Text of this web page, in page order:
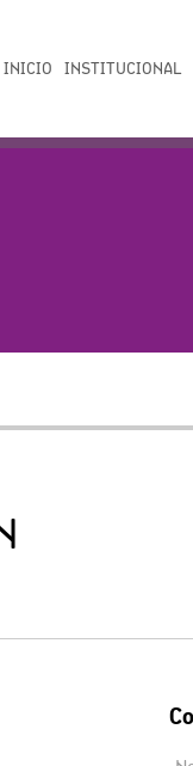
INSTITUCIONAL
INICIO